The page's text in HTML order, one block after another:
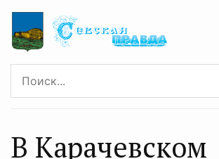
В Карачевском